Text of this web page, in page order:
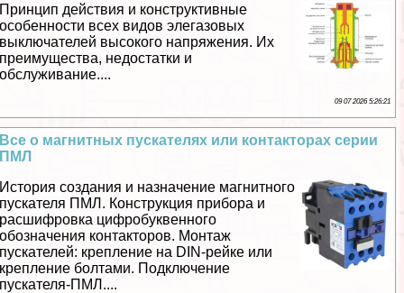
Принцип действия и конструктивные
особенности всех видов элегазовых
выключателей высокого напряжения. Их
преимущества, недостатки и
обслуживание....
09 07 2026 5:26:21
Все о магнитных пускателях или контакторах серии
ПМЛ
История создания и назначение магнитного
пускателя ПМЛ. Конструкция прибора и
расшифровка цифробуквенного
обозначения контакторов. Монтаж
пускателей: крепление на DIN-рейке или
крепление болтами. Подключение
пускателя-ПМЛ....